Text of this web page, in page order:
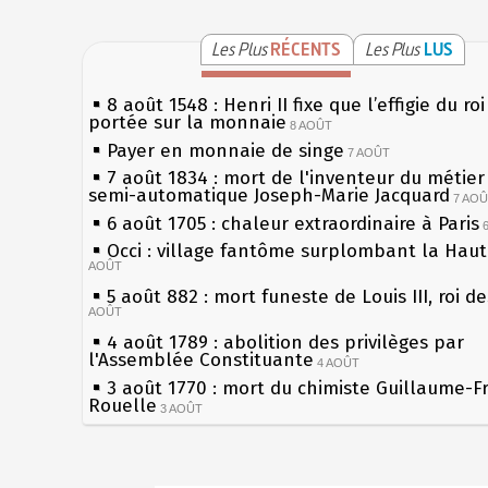
Les PlusRÉCENTS Les Plus LUS
8 août 1548 : Henri II fixe que l’effigie du
portée sur la monnaie 8 AOÛT
Payer en monnaie de singe 7 AOÛT
7 août 1834 : mort de l'inventeur du
semi-automatique Joseph-Marie Jacquard 7
6 août 1705 : chaleur extraordinaire à Paris
Occi : village fantôme surplombant la
AOÛT
5 août 882 : mort funeste de Louis III, roi
AOÛT
4 août 1789 : abolition des privilèges par
l'Assemblée Constituante 4 AOÛT
3 août 1770 : mort du chimiste Guillaume-
Rouelle 3 AOÛT
Musée Jean de La Fontaine : réouverture